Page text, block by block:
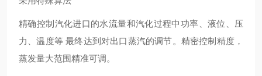
精确控制汽化进口的水流量和汽化过程中功率、液位、压
力、温度等 最终达到对出口蒸汽的调节。精密控制精度，
蒸发量大范围精准可调。